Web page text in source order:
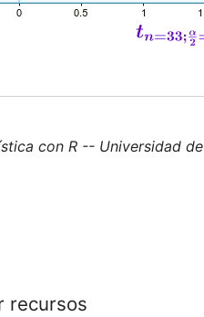
con R -- Universidad
recursos